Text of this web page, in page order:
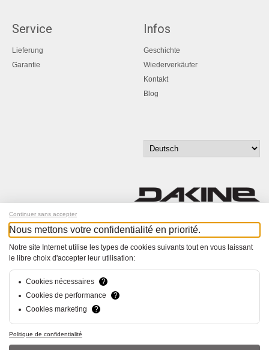
Service
Lieferung
Garantie
Infos
Geschichte
Wiederverkäufer
Kontakt
Blog
Melde dich für unseren Newsletter an!
Alle Rechte vorbehalten
hsolutions.ch
Continuer sans accepter
Nous mettons votre confidentialité en priorité.
Notre site Internet utilise les types de cookies suivants tout en vous laissant
le libre choix d'accepter leur utilisation:
Cookies nécessaires
?
Cookies de performance
?
Cookies marketing
?
Politique de confidentialité